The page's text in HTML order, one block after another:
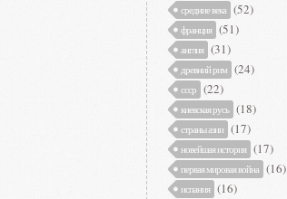
средние века (52)
франция (51)
англия (31)
древний рим (24)
ссср (22)
киевская русь (18)
страны азии (17)
новейшая история (17)
первая мировая война (16)
испания (16)